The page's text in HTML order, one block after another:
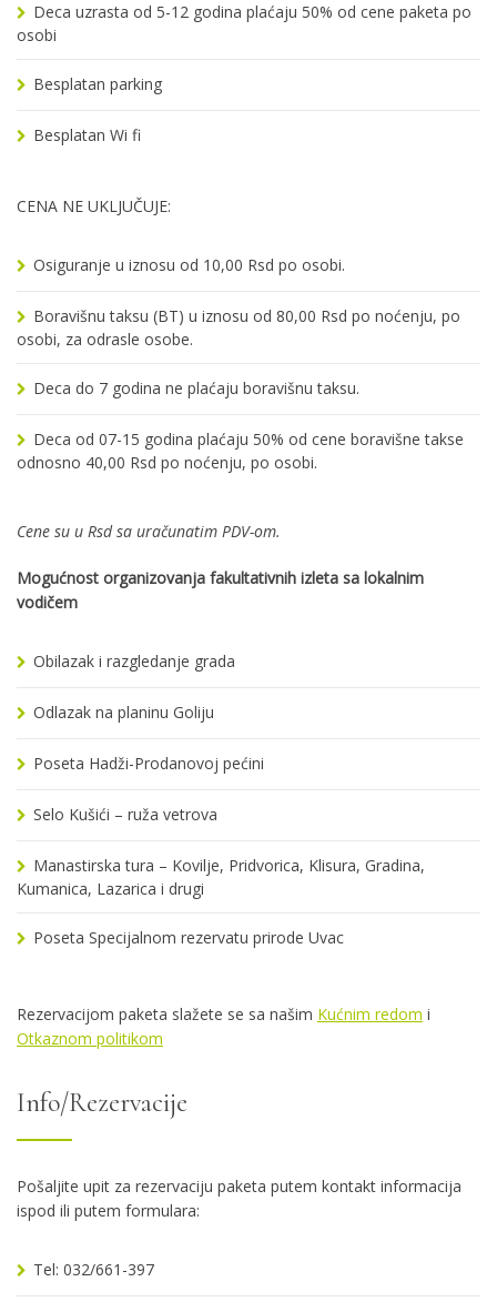
Deca uzrasta od 5-12 godina plaćaju 50% od cene paketa po
osobi
Besplatan parking
Besplatan Wi fi
CENA NE UKLJUČUJE:
Osiguranje u iznosu od 10,00 Rsd po osobi.
Boravišnu taksu (BT) u iznosu od 80,00 Rsd po noćenju, po
osobi, za odrasle osobe.
Deca do 7 godina ne plaćaju boravišnu taksu.
Deca od 07-15 godina plaćaju 50% od cene boravišne takse
odnosno 40,00 Rsd po noćenju, po osobi.
Cene su u Rsd sa uračunatim PDV-om.
Mogućnost organizovanja fakultativnih izleta sa lokalnim
vodičem
Obilazak i razgledanje grada
Odlazak na planinu Goliju
Poseta Hadži-Prodanovoj pećini
Selo Kušići – ruža vetrova
Manastirska tura – Kovilje, Pridvorica, Klisura, Gradina,
Kumanica, Lazarica i drugi
Poseta Specijalnom rezervatu prirode Uvac
Rezervacijom paketa slažete se sa našim Kućnim redom i
Otkaznom politikom
Info/Rezervacije
Pošaljite upit za rezervaciju paketa putem kontakt informacija
ispod ili putem formulara:
Tel: 032/661-397